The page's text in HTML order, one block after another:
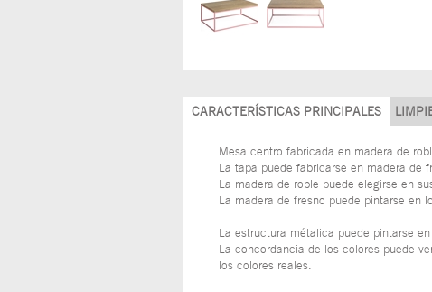
CARACTERÍSTICAS PRINCIPALES
Mesa centro fabricada en madera de
La tapa puede fabricarse en madera de
La madera de roble puede elegirse en
La madera de fresno puede pintarse en
La estructura métalica puede pintarse
La concordancia de los colores puede
los colores reales.